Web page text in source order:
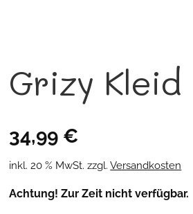
Grizy Kleid
34,99 €
inkl. 20 % MwSt. zzgl.Versandkosten
Achtung! Zur Zeit nicht verfügbar.